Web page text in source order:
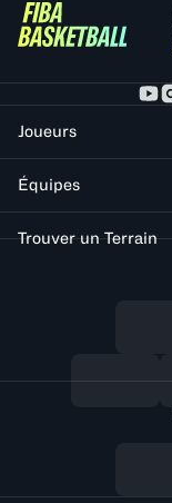
Joueurs
Équipes
Trouver un Terrain